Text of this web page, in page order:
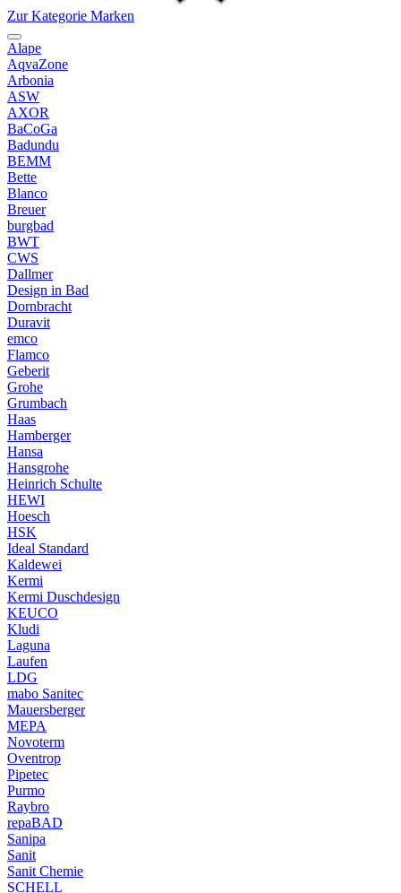
Zur Kategorie Marken
Alape
AqvaZone
Arbonia
ASW
AXOR
BaCoGa
Badundu
BEMM
Bette
Blanco
Breuer
burgbad
BWT
CWS
Dallmer
Design in Bad
Dornbracht
Duravit
emco
Flamco
Geberit
Grohe
Grumbach
Haas
Hamberger
Hansa
Hansgrohe
Heinrich Schulte
HEWI
Hoesch
HSK
Ideal Standard
Kaldewei
Kermi
Kermi Duschdesign
KEUCO
Kludi
Laguna
Laufen
LDG
mabo Sanitec
Mauersberger
MEPA
Novoterm
Oventrop
Pipetec
Purmo
Raybro
repaBAD
Sanipa
Sanit
Sanit Chemie
SCHELL